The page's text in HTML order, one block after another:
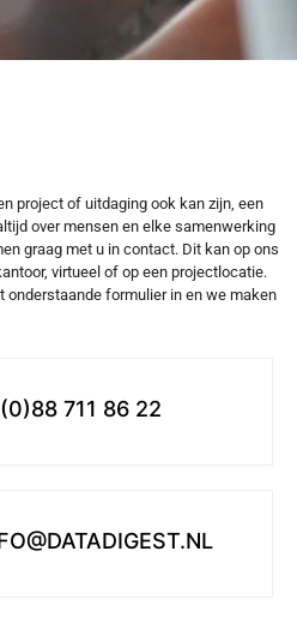
project of uitdaging ook kan zijn, een
over mensen en elke samenwerking
graag met u in contact. Dit kan op ons
virtueel of op een projectlocatie.
onderstaande formulier in en we maken
711 86 22